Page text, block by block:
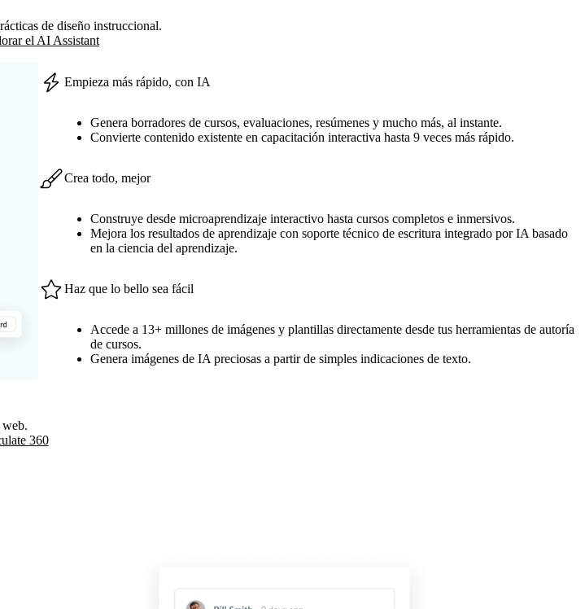
de diseño instruccional.
el AI Assistant
Empieza más rápido, con IA
Genera borradores de cursos, evaluaciones, resúmenes y mucho más, al instante.
Convierte contenido existente en capacitación interactiva hasta 9 veces más rápido.
Crea todo, mejor
Construye desde microaprendizaje interactivo hasta cursos completos e inmersivos.
Mejora los resultados de aprendizaje con soporte técnico de escritura integrado por IA basado
en la ciencia del aprendizaje.
Haz que lo bello sea fácil
Accede a 13+ millones de imágenes y plantillas directamente desde tus herramientas de autoría
de cursos.
Genera imágenes de IA preciosas a partir de simples indicaciones de texto.
360